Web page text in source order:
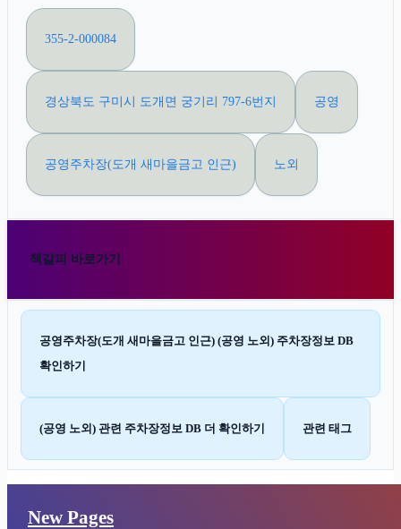
355-2-000084
경상북도 구미시 도개면 궁기리 797-6번지 공영
공영주차장(도개 새마을금고 인근) 노외
책갈피 바로가기
공영주차장(도개 새마을금고 인근) (공영 노외) 주차장정보 DB
확인하기
(공영 노외) 관련 주차장정보 DB 더 확인하기 관련 태그
New Pages